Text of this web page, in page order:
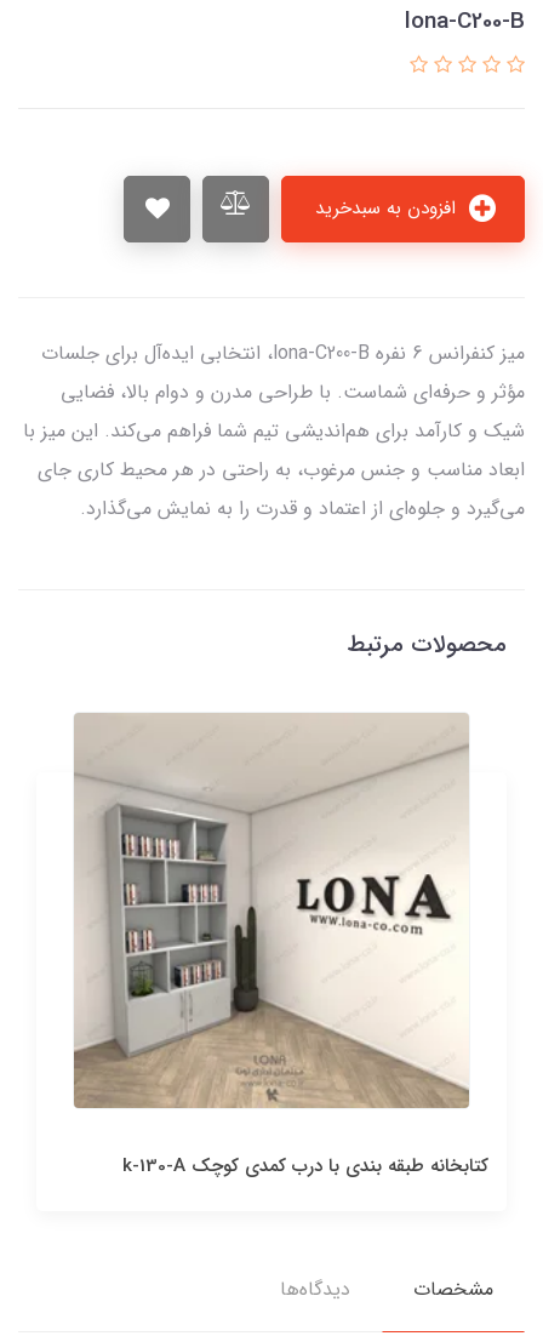
lona-C200-B
میز کنفرانس 6 نفره lona-C200-B، انتخابی ایده‌آل برای جلسات
مؤثر و حرفه‌ای شماست. با طراحی مدرن و دوام بالا، فضایی
شیک و کارآمد برای هم‌اندیشی تیم شما فراهم می‌کند. این میز با
ابعاد مناسب و جنس مرغوب، به راحتی در هر محیط کاری جای
می‌گیرد و جلوه‌ای از اعتماد و قدرت را به نمایش می‌گذارد.
محصولات مرتبط
کتابخانه طبقه بندی با درب کمدی کوچک k-130-A
مشخصات دیدگاه‌ها